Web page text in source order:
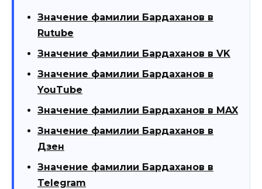
Значение фамилии Бардаханов в
Rutube
Значение фамилии Бардаханов в VK
Значение фамилии Бардаханов в
YouTube
Значение фамилии Бардаханов в MAX
Значение фамилии Бардаханов в
Дзен
Значение фамилии Бардаханов в
Telegram